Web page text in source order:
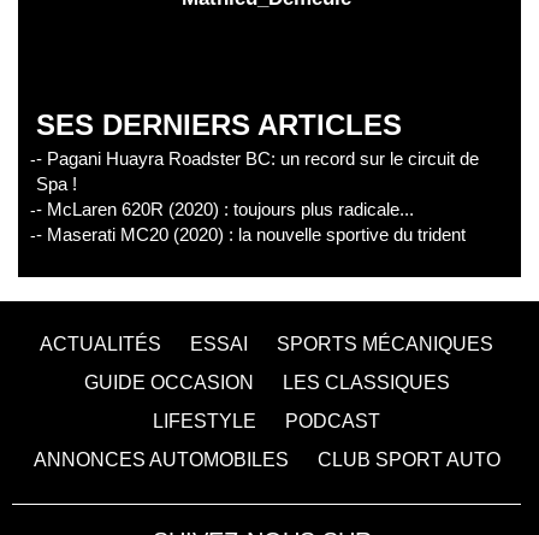
SES DERNIERS ARTICLES
- Pagani Huayra Roadster BC: un record sur le circuit de
Spa !
- McLaren 620R (2020) : toujours plus radicale...
- Maserati MC20 (2020) : la nouvelle sportive du trident
ACTUALITÉS ESSAI
SPORTS MÉCANIQUES
GUIDE OCCASION
LES CLASSIQUES
LIFESTYLE
PODCAST
ANNONCES AUTOMOBILES
CLUB SPORT AUTO